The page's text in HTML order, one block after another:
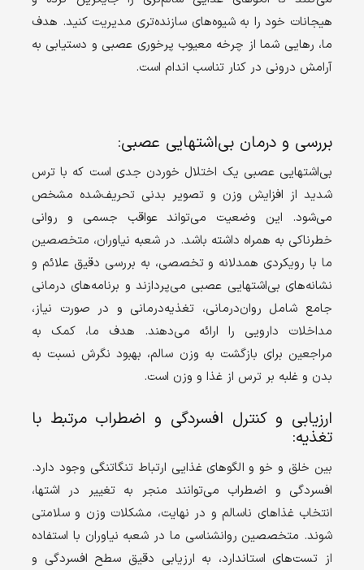
هیجانات خود را به شیوه‌های سازنده‌تری مدیریت کنید. هدف
ما، رهایی شما از چرخه معیوب پرخوری عصبی و دستیابی به
آرامش درونی در کنار تناسب اندام است.
بررسی و درمان بی‌اشتهایی عصبی:
بی‌اشتهایی عصبی یک اختلال خوردن جدی است که با ترس
شدید از افزایش وزن و تصویر بدنی تحریف‌شده مشخص
می‌شود. این وضعیت می‌تواند عواقب جسمی و روانی
خطرناکی به همراه داشته باشد. در شعبه نیاوران، متخصصین
ما با رویکردی همدلانه و تخصصی، به بررسی دقیق علائم و
نشانه‌های بی‌اشتهایی عصبی می‌پردازند و برنامه‌های درمانی
جامع شامل روان‌درمانی، تغذیه‌درمانی و در صورت نیاز،
مداخلات دارویی را ارائه می‌دهند. هدف ما، کمک به
مراجعین برای بازگشت به وزن سالم، بهبود نگرش نسبت به
بدن و غلبه بر ترس از غذا و وزن است.
ارزیابی و کنترل افسردگی و اضطراب مرتبط با
تغذیه:
بین خلق و خو و الگوهای غذایی ارتباط تنگاتنگی وجود دارد.
افسردگی و اضطراب می‌توانند منجر به تغییر در اشتها،
انتخاب غذاهای ناسالم و در نهایت، مشکلات وزن و سلامتی
شوند. متخصصین روانشناسی ما در شعبه نیاوران با استفاده
از تست‌های استاندارد، به ارزیابی دقیق سطح افسردگی و